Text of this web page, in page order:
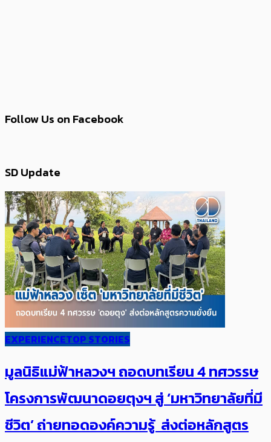
Follow Us on Facebook
SD Update
EXPERIENCETOP STORIES
มูลนิธิแม่ฟ้าหลวงฯ ถอดบทเรียน 4 ทศวรรษ
โครงการพัฒนาดอยตุงฯ สู่ ‘มหาวิทยาลัยที่มี
ชีวิต’ ถ่ายทอดองค์ความรู้ ส่งต่อหลักสูตร